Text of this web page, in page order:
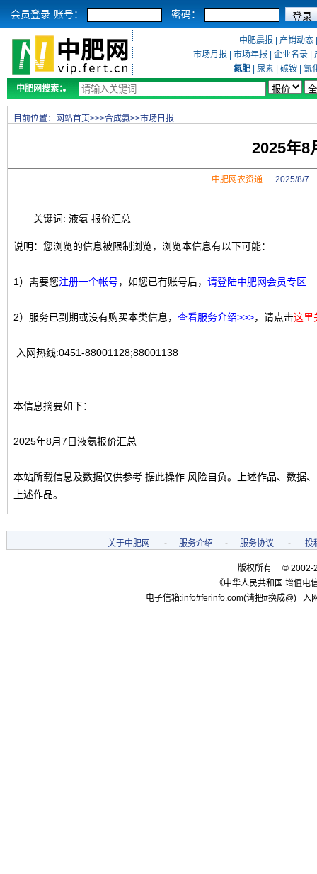
会员登录 账号： 密码：
中肥晨报 产销动态
市场月报
市场年报 企业名录
氮肥
尿素 碳铵
氯
中肥网搜索：
目前位置： 网站首页>>>合成氨>>市场日报
2025年8
中肥网农资通2025/8/7
关键词: 液氨 报价汇总
说明：您浏览的信息被限制浏览，浏览本信息有以下可能：
1）需要您注册一个帐号，如您已有账号后， 请登陆中肥网会员专区
2）服务已到期或没有购买本类信息， 查看服务介绍>>>，请点击这里
入网热线:0451-88001128;88001138
本信息摘要如下：
2025年8月7日液氨报价汇总
本站所载信息及数据仅供参考 据此操作 风险自负。上述作品、数据
上述作品。
关于中肥网 - 服务介绍 - 服务协议 - 投
版权所有 © 2002-
《中华人民共和国 增值电
电子信箱:info#ferinfo.com(请把#换成@)